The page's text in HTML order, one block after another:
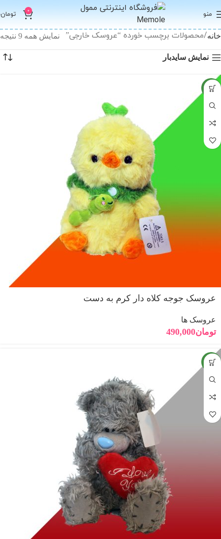
منو 0 تومان
خانه محصولات برچسب خورده “عروسک خارجی” نمایش همه 9 نتیجه
نمایش سایدبار
جدید
عروسک جوجه کلاه دار کرم به دست
عروسک ها
تومان490,000
جدید